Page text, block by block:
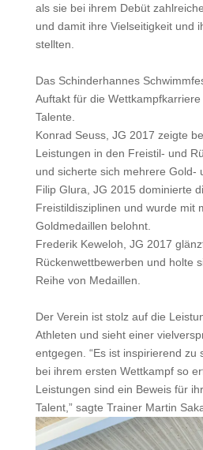
als sie bei ihrem Debüt
und damit ihre Vielseitigkeit und
stellten.
Das Schinderhannes
Auftakt für die
Talente.
Konrad Seuss, JG 2017 zeigte
Leistungen in den Freistil- und
und sicherte sich mehrere Gold-
Filip Glura, JG 2015 dominierte
Freistildisziplinen und wurde mit
Goldmedaillen belohnt.
Frederik Keweloh, JG 2017
Rückenwettbewerben und holte
Reihe von Medaillen.
Der Verein ist stolz auf die
Athleten und sieht einer
entgegen. “Es ist inspirierend zu
bei ihrem ersten Wettkampf so
Leistungen sind ein Beweis für
Talent,” sagte Trainer Martin